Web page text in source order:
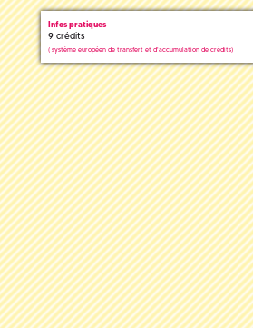
Infos pratiques
9 crédits
( système européen de transfert et d'accumulation de crédits)